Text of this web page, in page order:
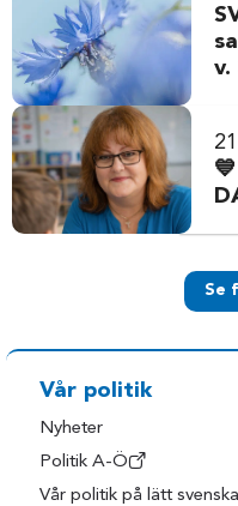
v.
Se
Vår politik
Nyheter
Politik A-Ö
Vår politik på lätt